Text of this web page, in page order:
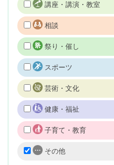
講座・講演・教室
相談
祭り・催し
スポーツ
芸術・文化
健康・福祉
子育て・教育
その他